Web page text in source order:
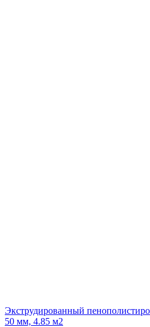
Экструдированный
50 мм, 4.85 м2